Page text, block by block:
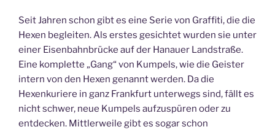
Seit Jahren schon gibt es eine Serie von Graffiti, die die
Hexen begleiten. Als erstes gesichtet wurden sie unter
einer Eisenbahnbrücke auf der Hanauer Landstraße.
Eine komplette „Gang“ von Kumpels, wie die Geister
intern von den Hexen genannt werden. Da die
Hexenkuriere in ganz Frankfurt unterwegs sind, fällt es
nicht schwer, neue Kumpels aufzuspüren oder zu
entdecken. Mittlerweile gibt es sogar schon